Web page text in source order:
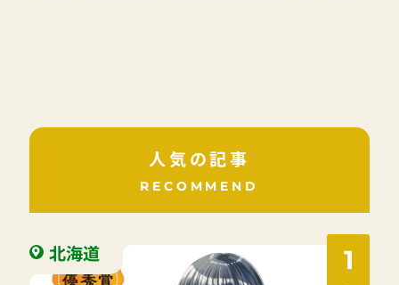
人気の記事
RECOMMEND
1
北海道